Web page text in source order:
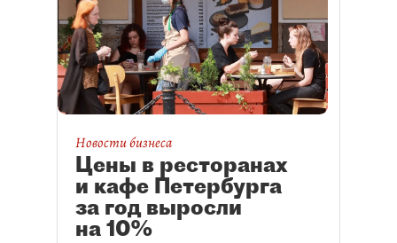
Новости бизнеса
Цены в ресторанах
и кафе Петербурга
за год выросли
на 10%